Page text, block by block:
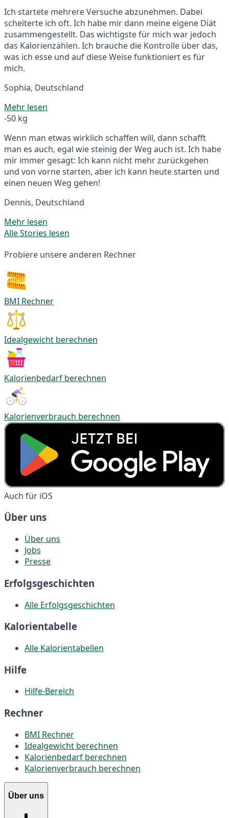
Ich startete mehrere Versuche abzunehmen. Dabei
scheiterte ich oft. Ich habe mir dann meine eigene Diät
zusammengestellt. Das wichtigste für mich war jedoch
das Kalorienzählen. Ich brauche die Kontrolle über das,
was ich esse und auf diese Weise funktioniert es für
mich.
Sophia, Deutschland
Mehr lesen
-50 kg
Wenn man etwas wirklich schaffen will, dann schafft
man es auch, egal wie steinig der Weg auch ist. Ich habe
mir immer gesagt: Ich kann nicht mehr zurückgehen
und von vorne starten, aber ich kann heute starten und
einen neuen Weg gehen!
Dennis, Deutschland
Mehr lesen
Alle Stories lesen
Probiere unsere anderen Rechner
BMI Rechner
Idealgewicht berechnen
Kalorienbedarf berechnen
Kalorienverbrauch berechnen
Auch für iOS
Über uns
Über uns
Jobs
Presse
Erfolgsgeschichten
Alle Erfolgsgeschichten
Kalorientabelle
Alle Kalorientabellen
Hilfe
Hilfe-Bereich
Rechner
BMI Rechner
Idealgewicht berechnen
Kalorienbedarf berechnen
Kalorienverbrauch berechnen
Über uns